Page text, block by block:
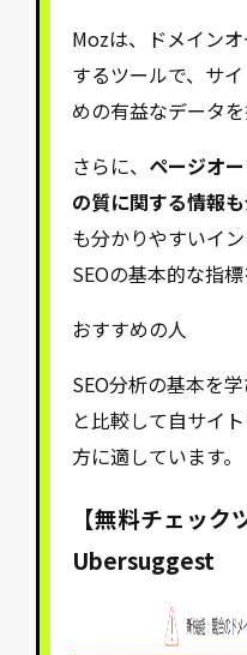
Mozは、ドメイン
するツールで、サ
めの有益なデータを
さらに、 ページオ
の質に関する情報
も分かりやすいイン
SEOの基本的な指標
おすすめの人
SEO分析の基本を
と比較して自サイ
方に適しています。
【無料チェック
Ubersuggest